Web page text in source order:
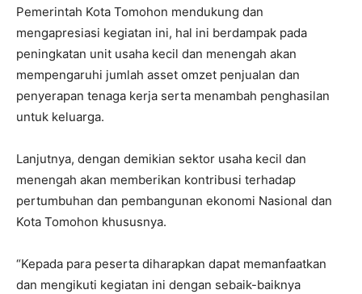
Pemerintah Kota Tomohon mendukung dan
mengapresiasi kegiatan ini, hal ini berdampak pada
peningkatan unit usaha kecil dan menengah akan
mempengaruhi jumlah asset omzet penjualan dan
penyerapan tenaga kerja serta menambah penghasilan
untuk keluarga.
Lanjutnya, dengan demikian sektor usaha kecil dan
menengah akan memberikan kontribusi terhadap
pertumbuhan dan pembangunan ekonomi Nasional dan
Kota Tomohon khususnya.
“Kepada para peserta diharapkan dapat memanfaatkan
dan mengikuti kegiatan ini dengan sebaik-baiknya